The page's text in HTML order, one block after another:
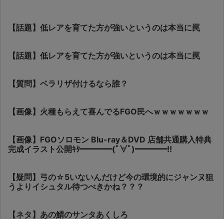
【話題】低レアを育てた方が強いというのは本当に罠
【話題】低レアを育てた方が強いというのは本当に罠
【質問】ベラリザ付けるなら誰？
【画像】火種もらえて喜んでるFGO民へｗｗｗｗｗｗｗ
【画像】FGOソロモン Blu-ray＆DVD 店舗共通購入特典
完成イラスト公開ｷﾀ━━━━(ﾟ∀ﾟ)━━━━!!
【疑問】弓の☆5いないんだけど今の環境的にジャンヌ狙
うよりイシュタル待つべきかね？？？
【ネタ】あの鯖のサンタあくしろ